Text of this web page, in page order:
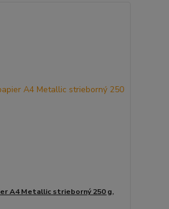
A4 Metallic strieborný 250 g,